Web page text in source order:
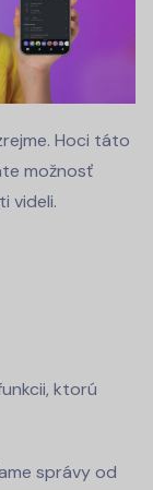
Hoci táto
možnosť
videli.
ktorú
správy od